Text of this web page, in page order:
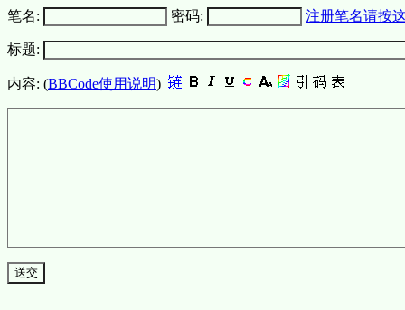
笔名: 密码: 注册笔名请按
标题:
内容: (BBCode使用说明)